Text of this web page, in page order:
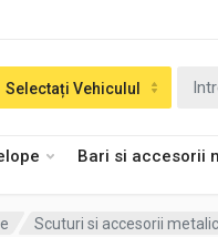
Bari si accesorii
Selectați Vehiculul
Scuturi si accesorii